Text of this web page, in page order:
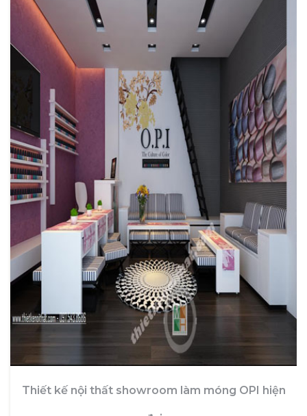
Thiết kế nội thất showroom làm móng OPI hiện